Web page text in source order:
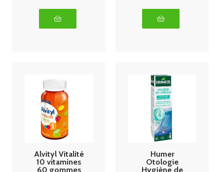
Alvityl Vitalité
10 vitamines
60 gommes
Humer
Otologie
Hygiène de